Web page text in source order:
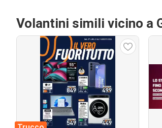
Volantini simili vicino a